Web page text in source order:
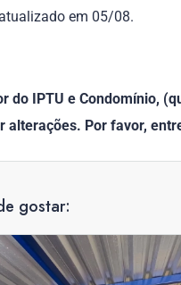
em 05/08.
do IPTU e Condomínio,
alterações. Por favor,
gostar: